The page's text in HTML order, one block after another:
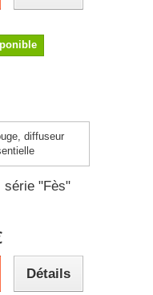
série "Fès"
Détails